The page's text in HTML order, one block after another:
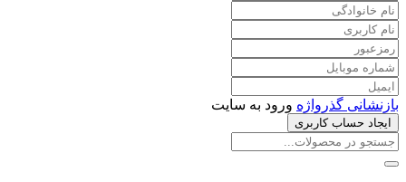
بازنشانی گذرواژه ورود به سایت
ایجاد حساب کاربری